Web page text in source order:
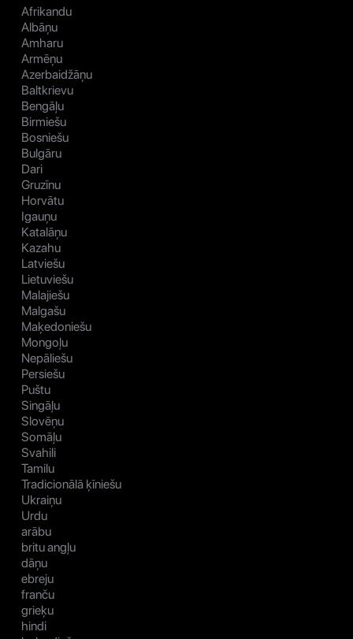
Afrikandu
Albāņu
Amharu
Armēņu
Azerbaidžāņu
Baltkrievu
Bengāļu
Birmiešu
Bosniešu
Bulgāru
Dari
Gruzīnu
Horvātu
Igauņu
Katalāņu
Kazahu
Latviešu
Lietuviešu
Malajiešu
Malgašu
Maķedoniešu
Mongoļu
Nepāliešu
Persiešu
Puštu
Singāļu
Slovēņu
Somāļu
Svahili
Tamilu
Tradicionālā ķīniešu
Ukraiņu
Urdu
arābu
britu angļu
dāņu
ebreju
franču
grieķu
hindi